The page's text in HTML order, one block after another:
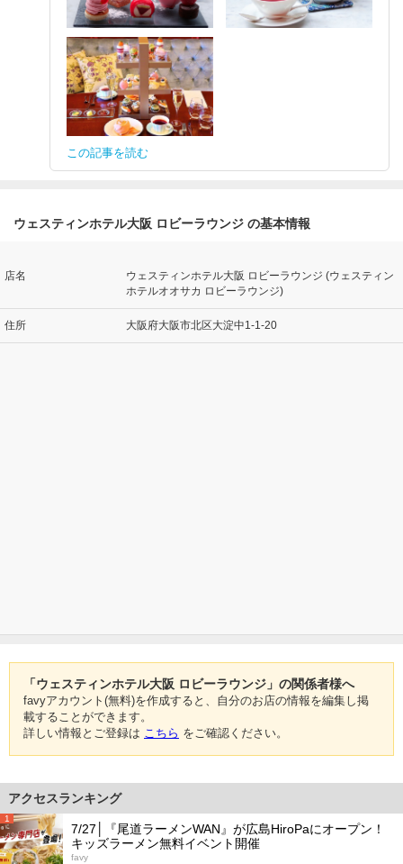
この記事を読む
ウェスティンホテル大阪 ロビーラウンジ の基本情報
店名
ウェスティンホテル大阪 ロビーラウンジ (ウェスティン
ホテルオオサカ ロビーラウンジ)
住所 大阪府大阪市北区大淀中1-1-20
「ウェスティンホテル大阪 ロビーラウンジ」の関係者様へ
favyアカウント(無料)を作成すると、自分のお店の情報を編集し掲
載することができます。
詳しい情報とご登録は こちら をご確認ください。
アクセスランキング
1
7/27│『尾道ラーメンWAN』が広島HiroPaにオープン！
キッズラーメン無料イベント開催
favy